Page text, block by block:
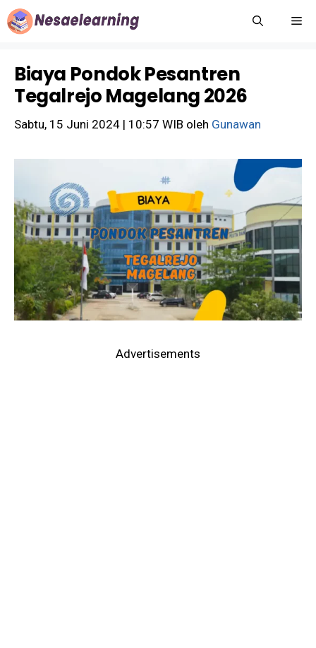
Langsung
ke
Biaya Pondok Pesantren
Tegalrejo Magelang 2026
Sabtu, 15 Juni 2024 | 10:57 WIB oleh Gunawan
Advertisements